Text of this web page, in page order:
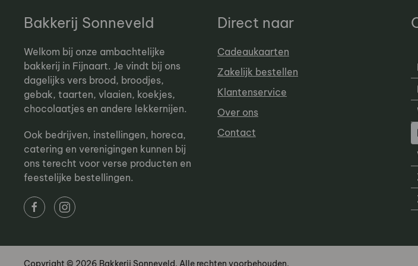
Bakkerij Sonneveld
Welkom bij onze ambachtelijke
bakkerij in Fijnaart. Je vindt bij ons
dagelijks vers brood, broodjes,
gebak, taarten, vlaaien, koekjes,
chocolaatjes en andere lekkernijen.
Ook bedrijven, instellingen, horeca,
catering en verenigingen kunnen bij
ons terecht voor verse producten en
feestelijke bestellingen.
Direct naar
Cadeaukaarten
Zakelijk bestellen
Klantenservice
Over ons
Contact
Copyright © 2026 Bakkerij Sonneveld. Alle rechten voorbehouden.